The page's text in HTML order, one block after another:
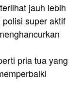
jauh lebih
super aktif
pria tua yang